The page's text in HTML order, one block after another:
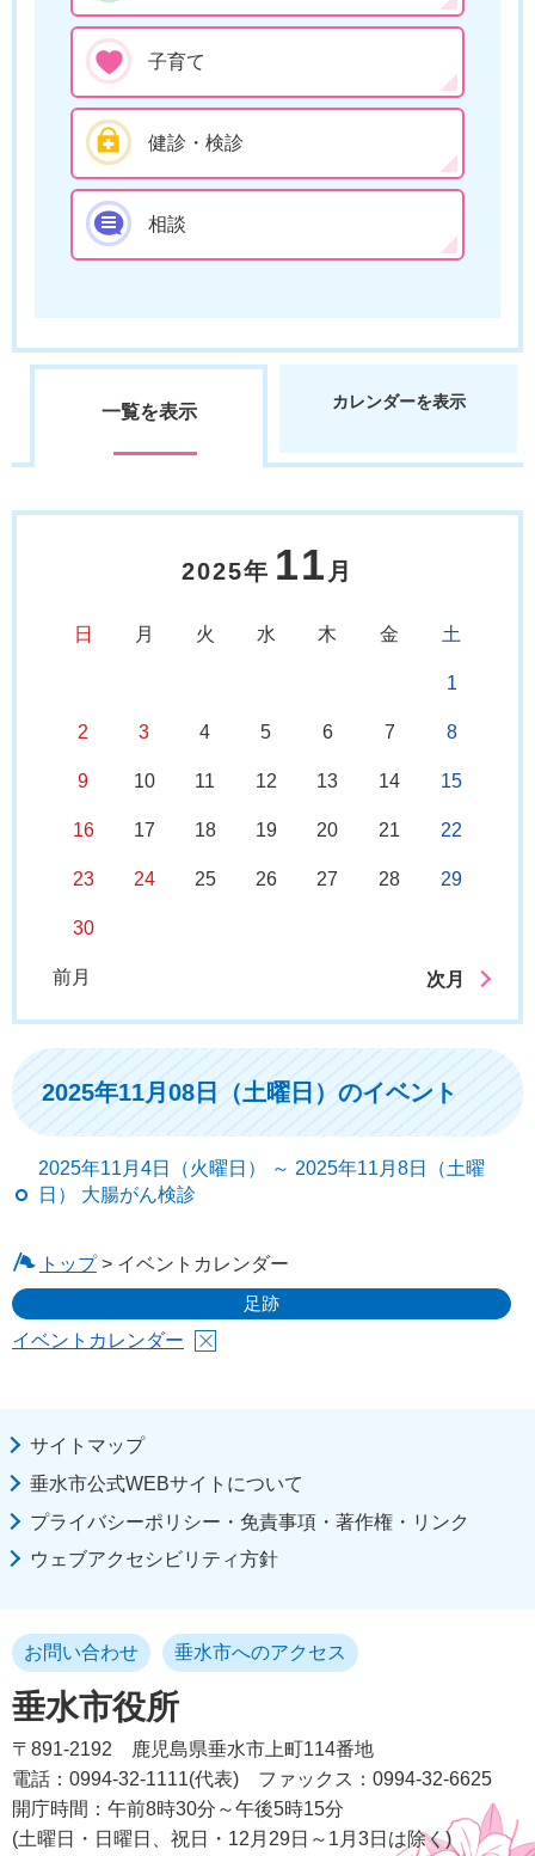
子育て
健診・検診
相談
一覧を表示 カレンダーを表示
2025年 11 月
日 月 火 水 木 金 土
1
2 3 4 5 6 7 8
9 10 11 12 13 14 15
16 17 18 19 20 21 22
23 24 25 26 27 28 29
30
前月 次月
2025年11月08日（土曜日）のイベント
2025年11月4日（火曜日） ～ 2025年11月8日（土曜
日） 大腸がん検診
トップ> イベントカレンダー
足跡
イベントカレンダー
サイトマップ
垂水市公式WEBサイトについて
プライバシーポリシー・免責事項・著作権・リンク
ウェブアクセシビリティ方針
垂水市役所
お問い合わせ 垂水市へのアクセス
〒891-2192
鹿児島県垂水市上町114番地
電話：0994-32-1111(代表)
ファックス：0994-32-6625
開庁時間：午前8時30分～午後5時15分
(土曜日・日曜日、祝日・12月29日～1月3日は除く)